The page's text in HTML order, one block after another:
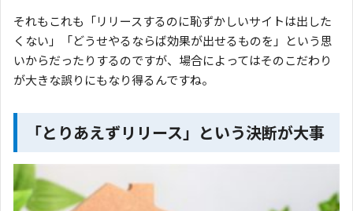
それもこれも「リリースするのに恥ずかしいサイトは出した
くない」「どうせやるならば効果が出せるものを」という思
いからだったりするのですが、場合によってはそのこだわり
が大きな誤りにもなり得るんですね。
「とりあえずリリース」という決断が大事